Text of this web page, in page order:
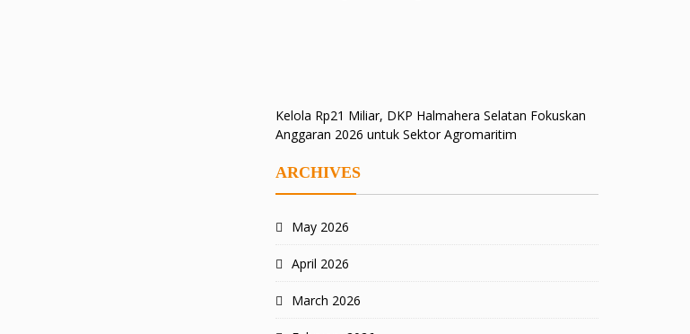
Kelola Rp21 Miliar, DKP Halmahera Selatan Fokuskan
Anggaran 2026 untuk Sektor Agromaritim
ARCHIVES
May 2026
April 2026
March 2026